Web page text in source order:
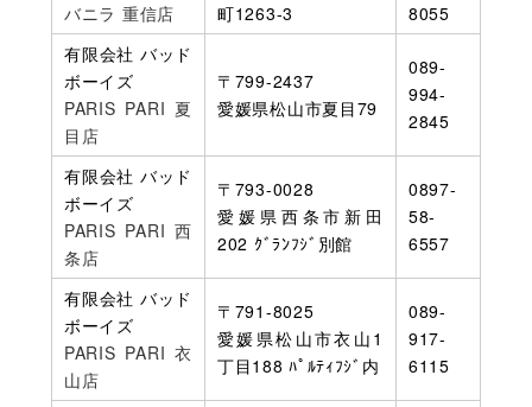
バニラ 重信店
町1263-3
8055
有限会社 バッド
ボーイズ
PARIS PARI 夏
目店
〒799-2437
愛媛県松山市夏目79
089-
994-
2845
有限会社 バッド
ボーイズ
PARIS PARI 西
条店
〒793-0028
愛媛県西条市新田
202 ｸﾞﾗﾝﾌｼﾞ別館
0897-
58-
6557
有限会社 バッド
ボーイズ
PARIS PARI 衣
山店
〒791-8025
愛媛県松山市衣山1
丁目188 ﾊﾟﾙﾃｨﾌｼﾞ内
089-
917-
6115